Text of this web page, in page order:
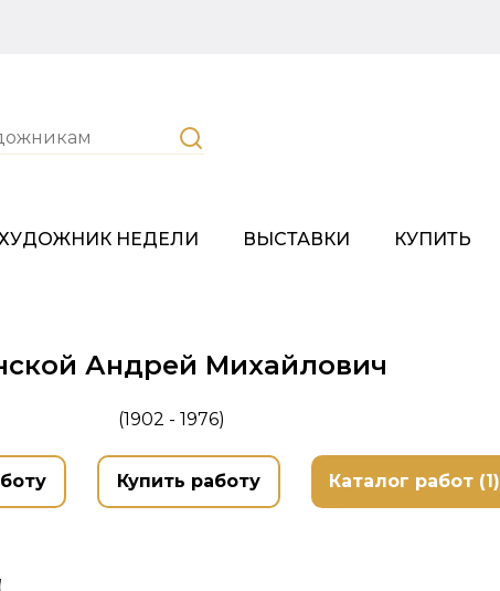
НЕДЕЛИ ВЫСТАВКИ КУПИТЬ
Андрей Михайлович
(1902 - 1976)
Купить работу Каталог работ (1)